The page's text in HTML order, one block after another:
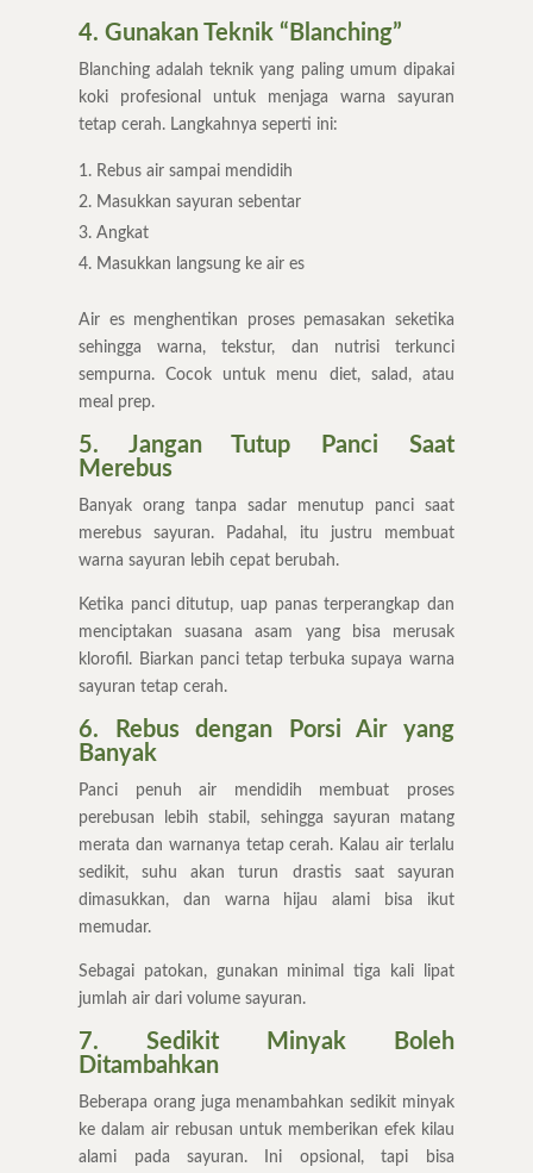
4. Gunakan Teknik “Blanching”
Blanching adalah teknik yang paling umum dipakai
koki profesional untuk menjaga warna sayuran
tetap cerah. Langkahnya seperti ini:
Rebus air sampai mendidih
Masukkan sayuran sebentar
Angkat
Masukkan langsung ke air es
Air es menghentikan proses pemasakan seketika
sehingga warna, tekstur, dan nutrisi terkunci
sempurna. Cocok untuk menu diet, salad, atau
meal prep.
5. Jangan Tutup Panci Saat
Merebus
Banyak orang tanpa sadar menutup panci saat
merebus sayuran. Padahal, itu justru membuat
warna sayuran lebih cepat berubah.
Ketika panci ditutup, uap panas terperangkap dan
menciptakan suasana asam yang bisa merusak
klorofil. Biarkan panci tetap terbuka supaya warna
sayuran tetap cerah.
6. Rebus dengan Porsi Air yang
Banyak
Panci penuh air mendidih membuat proses
perebusan lebih stabil, sehingga sayuran matang
merata dan warnanya tetap cerah. Kalau air terlalu
sedikit, suhu akan turun drastis saat sayuran
dimasukkan, dan warna hijau alami bisa ikut
memudar.
Sebagai patokan, gunakan minimal tiga kali lipat
jumlah air dari volume sayuran.
7. Sedikit Minyak Boleh
Ditambahkan
Beberapa orang juga menambahkan sedikit minyak
ke dalam air rebusan untuk memberikan efek kilau
alami pada sayuran. Ini opsional, tapi bisa